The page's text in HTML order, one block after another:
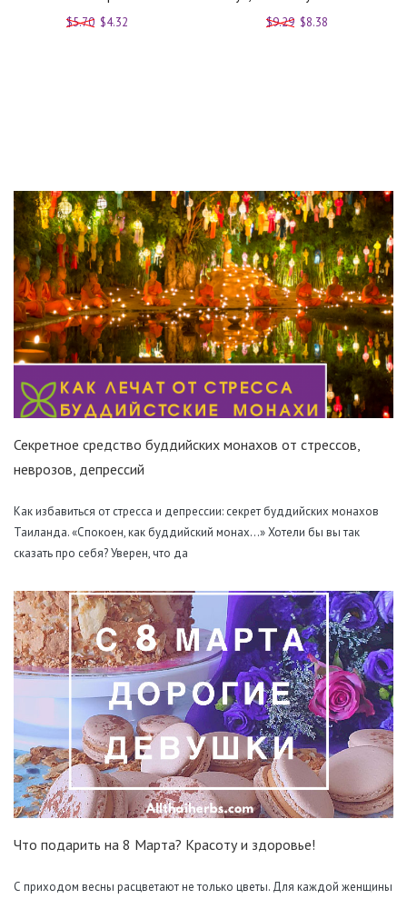
$5.70 $4.32 $9.29 $8.38
Секретное средство буддийских монахов от стрессов,
неврозов, депрессий
Как избавиться от стресса и депрессии: секрет буддийских монахов
Таиланда. «Спокоен, как буддийский монах...» Хотели бы вы так
сказать про себя? Уверен, что да
Что подарить на 8 Марта? Красоту и здоровье!
С приходом весны расцветают не только цветы. Для каждой женщины